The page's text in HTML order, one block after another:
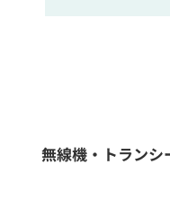
フリーワー
無線機・トラン